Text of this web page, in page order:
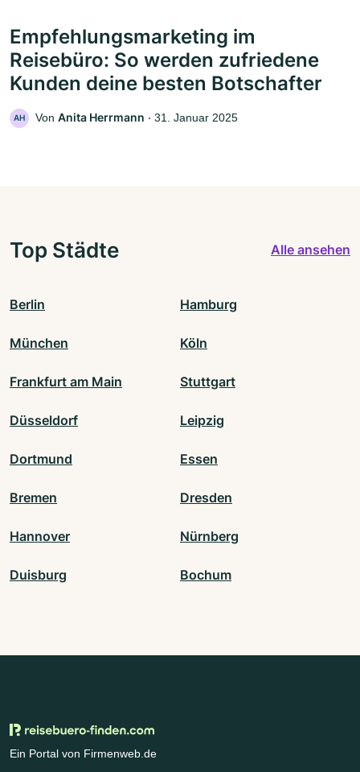
Empfehlungsmarketing im
Reisebüro: So werden zufriedene
Kunden deine besten Botschafter
AH Von Anita Herrmann ‧ 31. Januar 2025
Top Städte Alle ansehen
Berlin Hamburg
München Köln
Frankfurt am Main Stuttgart
Düsseldorf Leipzig
Dortmund Essen
Bremen Dresden
Hannover Nürnberg
Duisburg Bochum
Ein Portal von Firmenweb.de